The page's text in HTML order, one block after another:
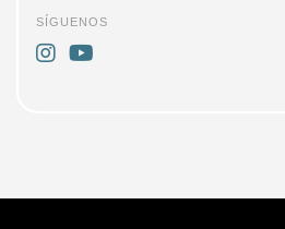
SÍGUENOS